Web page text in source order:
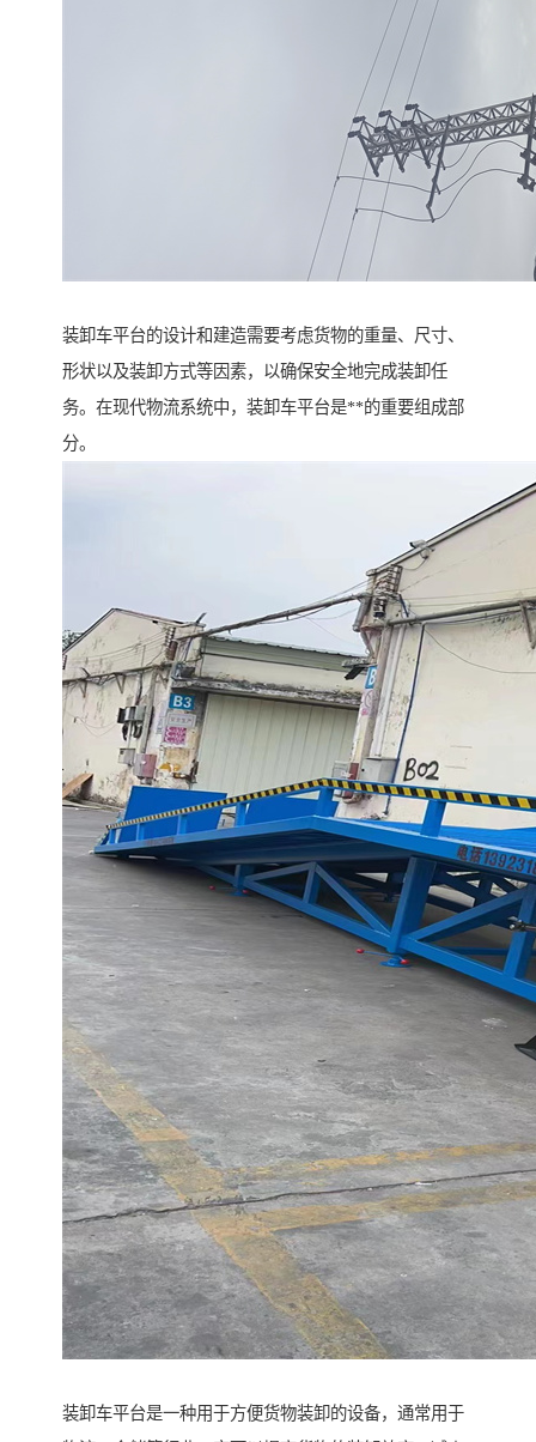
装卸车平台的设计和建造需要考虑货物的重量、尺寸、
形状以及装卸方式等因素，以确保安全地完成装卸任
务。在现代物流系统中，装卸车平台是**的重要组成部
分。
装卸车平台是一种用于方便货物装卸的设备，通常用于